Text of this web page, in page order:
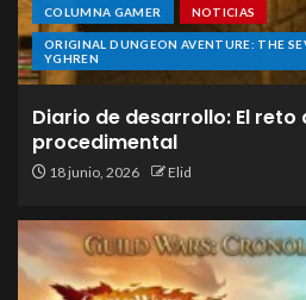
COLUMNA GAMER NOTICIAS
ORIGINAL DUNGEON AVENTURE: THE
YGHREN
Diario de desarrollo: El
procedimental
18 junio, 2026 Elid